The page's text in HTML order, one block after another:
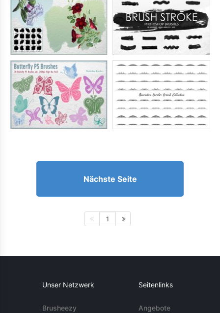
Nächste Seite
1
Unser Netzwerk
Brusheezy
Seitenlinks
Angebote